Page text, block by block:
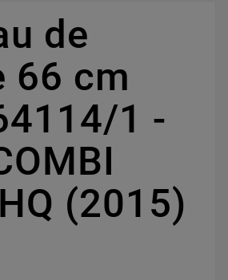
de
66 cm
1 -
(2015)